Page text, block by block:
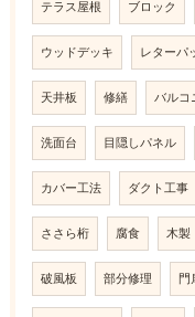
テラス屋根 ブロック
ウッドデッキ レターパ
天井板 修繕 バルコ
洗面台 目隠しパネル
カバー工法 ダクト工事
ささら桁 腐食 木製
破風板 部分修理 門